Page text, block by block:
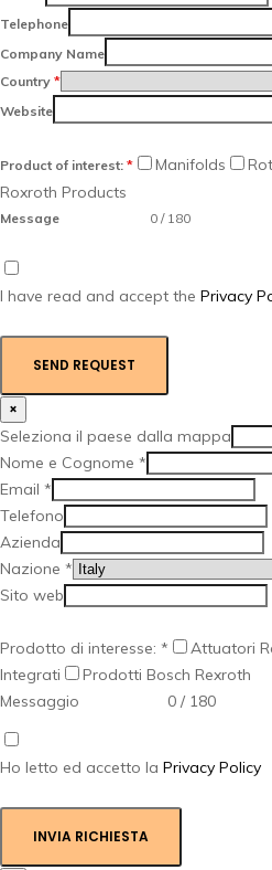
Telephone
Company Name
Country *
Website
Product of interest: * Manifolds
Roxroth Products
Message 0 / 180
I have read and accept the Privacy
SEND REQUEST
×
Seleziona il paese dalla mappa
Nome e Cognome *
Email *
Telefono
Azienda
Nazione *
Sito web
Prodotto di interesse: * Attuatori
Integrati
Prodotti Bosch Rexroth
Messaggio
0 / 180
Ho letto ed accetto la Privacy Policy
INVIA RICHIESTA